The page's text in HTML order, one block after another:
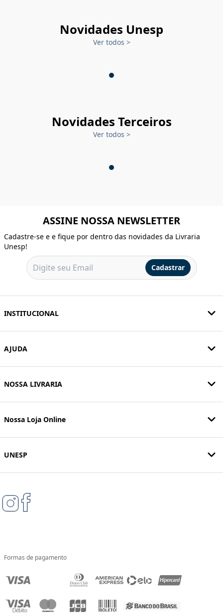
Novidades Unesp
Ver todos >
Novidades Terceiros
Ver todos >
ASSINE NOSSA NEWSLETTER
Cadastre-se e e fique por dentro das novidades da Livraria
Unesp!
Cadastrar
INSTITUCIONAL
AJUDA
NOSSA LIVRARIA
Nossa Loja Online
UNESP
Formas de pagamento